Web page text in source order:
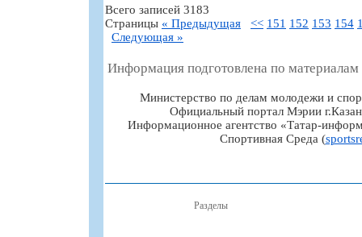
Всего записей 3183
Страницы « Предыдущая << 151 152 153 154
Следующая »
Информация подготовлена по
Министерство по делам молодежи и
Официальный портал Мэрии
Информационное агентство «Татар-
Спортивная Среда (
Разделы